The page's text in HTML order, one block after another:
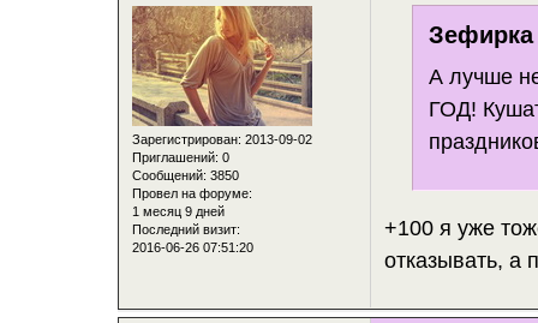
Зарегистрирован: 2013-09-02
Приглашений: 0
Сообщений: 3850
Провел на форуме:
1 месяц 9 дней
Последний визит:
2016-06-26 07:51:20
Зефирка
А лучше
ГОД!
+100 я уже
отказывать, а